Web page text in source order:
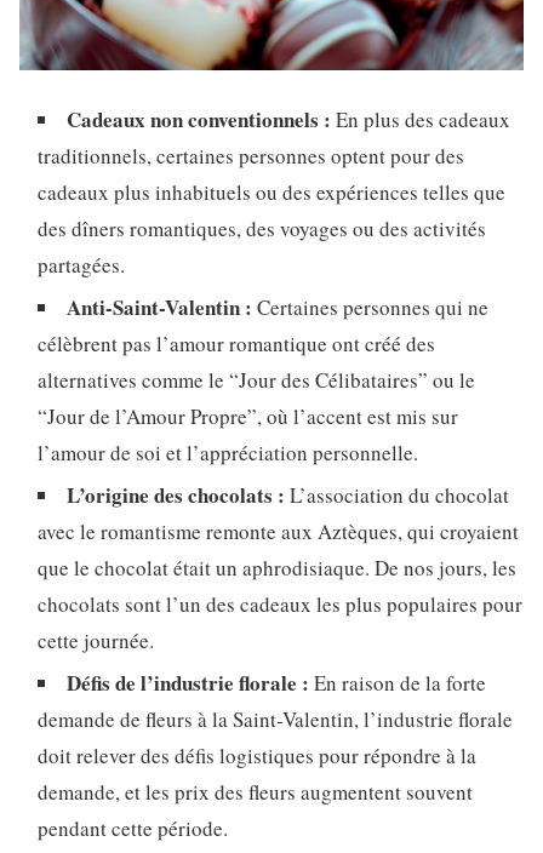
Cadeaux non conventionnels : En plus des cadeaux
traditionnels, certaines personnes optent pour des
cadeaux plus inhabituels ou des expériences telles que
des dîners romantiques, des voyages ou des activités
partagées.
Anti-Saint-Valentin : Certaines personnes qui ne
célèbrent pas l’amour romantique ont créé des
alternatives comme le “Jour des Célibataires” ou le
“Jour de l’Amour Propre”, où l’accent est mis sur
l’amour de soi et l’appréciation personnelle.
L’origine des chocolats : L’association du chocolat
avec le romantisme remonte aux Aztèques, qui croyaient
que le chocolat était un aphrodisiaque. De nos jours, les
chocolats sont l’un des cadeaux les plus populaires pour
cette journée.
Défis de l’industrie florale : En raison de la forte
demande de fleurs à la Saint-Valentin, l’industrie florale
doit relever des défis logistiques pour répondre à la
demande, et les prix des fleurs augmentent souvent
pendant cette période.